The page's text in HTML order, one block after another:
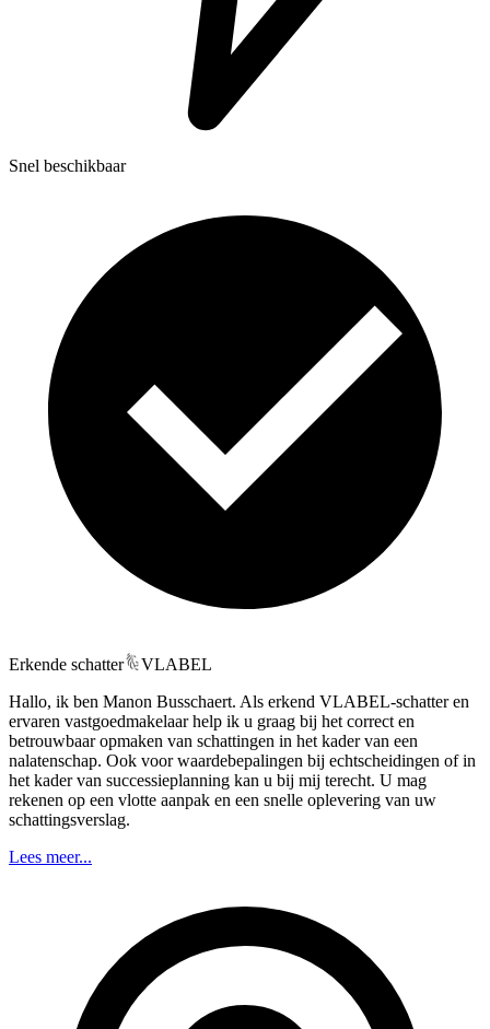
Snel beschikbaar
Erkende schatter
VLABEL
Hallo, ik ben Manon Busschaert. Als erkend VLABEL-schatter en
ervaren vastgoedmakelaar help ik u graag bij het correct en
betrouwbaar opmaken van schattingen in het kader van een
nalatenschap. Ook voor waardebepalingen bij echtscheidingen of in
het kader van successieplanning kan u bij mij terecht. U mag
rekenen op een vlotte aanpak en een snelle oplevering van uw
schattingsverslag.
Lees meer...